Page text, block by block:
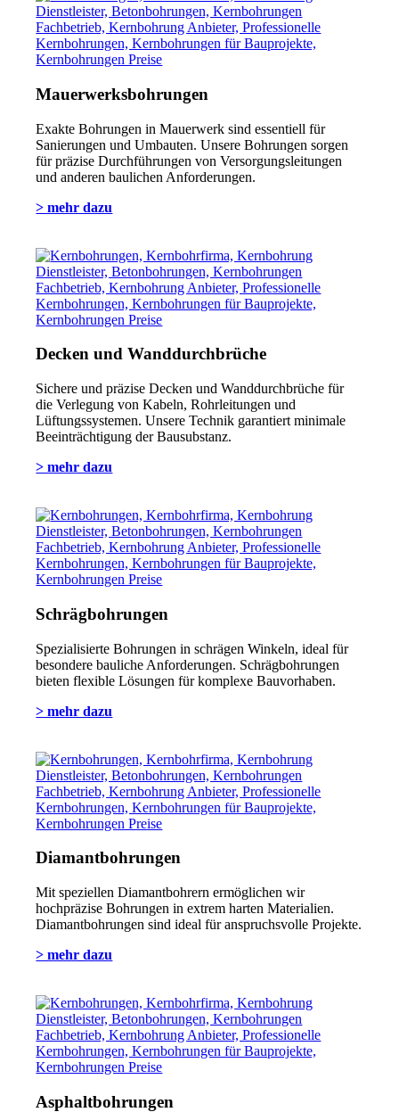
Mauerwerksbohrungen
Exakte Bohrungen in Mauerwerk sind essentiell für
Sanierungen und Umbauten. Unsere Bohrungen sorgen
für präzise Durchführungen von Versorgungsleitungen
und anderen baulichen Anforderungen.
> mehr dazu
Decken und Wanddurchbrüche
Sichere und präzise Decken und Wanddurchbrüche für
die Verlegung von Kabeln, Rohrleitungen und
Lüftungssystemen. Unsere Technik garantiert minimale
Beeinträchtigung der Bausubstanz.
> mehr dazu
Schrägbohrungen
Spezialisierte Bohrungen in schrägen Winkeln, ideal für
besondere bauliche Anforderungen. Schrägbohrungen
bieten flexible Lösungen für komplexe Bauvorhaben.
> mehr dazu
Diamantbohrungen
Mit speziellen Diamantbohrern ermöglichen wir
hochpräzise Bohrungen in extrem harten Materialien.
Diamantbohrungen sind ideal für anspruchsvolle Projekte.
> mehr dazu
Asphaltbohrungen